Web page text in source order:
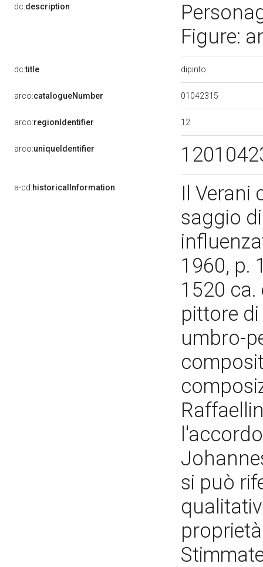
dc:description
Figure:
dc:title dipinto
arco:catalogueNumber 01042315
arco:regionIdentifier 12
arco:uniqueIdentifier
a-cd:historicalInformation
Il Verani
saggio
1960, p.
1520
pittore
umbro-
si può